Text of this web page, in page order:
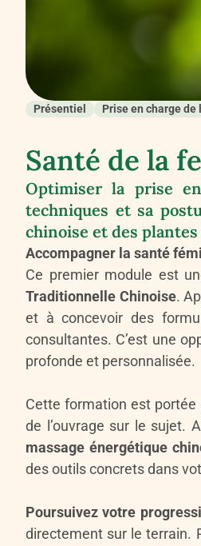
Présentiel Prise en charge
Santé de la
Optimiser la prise
techniques et sa
chinoise et des
Accompagner la santé
Ce premier module est
Traditionnelle Chinoise.
et à concevoir des
consultantes. C’est une
profonde et personnalisée.
Cette formation est portée
de l’ouvrage sur le sujet.
massage énergétique
des outils concrets dans
Poursuivez votre
directement sur le terrain.